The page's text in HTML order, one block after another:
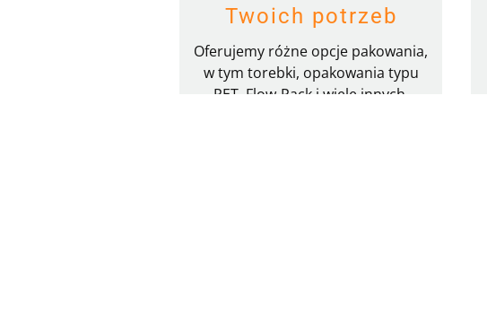
Twoich potrzeb
Oferujemy różne opcje pakowania,
w tym torebki, opakowania typu
PET, Flow-Pack i wiele innych,